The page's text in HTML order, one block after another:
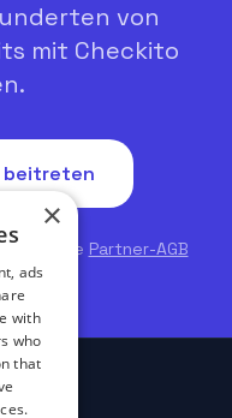
von
mit Checkito
beitreten
unsere Partner-AGB
×
ads
with
who
that